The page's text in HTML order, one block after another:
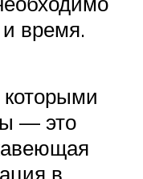
и время.
— это
в